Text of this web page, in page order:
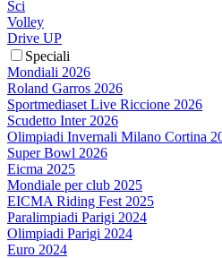
Sci
Volley
Drive UP
Speciali
Mondiali 2026
Roland Garros 2026
Sportmediaset Live Riccione 2026
Scudetto Inter 2026
Olimpiadi Invernali Milano Cortina
Super Bowl 2026
Eicma 2025
Mondiale per club 2025
EICMA Riding Fest 2025
Paralimpiadi Parigi 2024
Olimpiadi Parigi 2024
Euro 2024